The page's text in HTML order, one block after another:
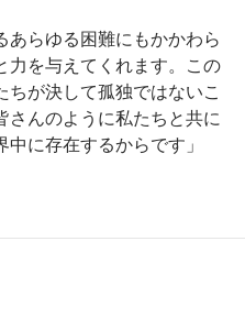
あらゆる困難にもかかわら
力を与えてくれます。この
が決して孤独ではないこ
さんのように私たちと共に
に存在するからです」